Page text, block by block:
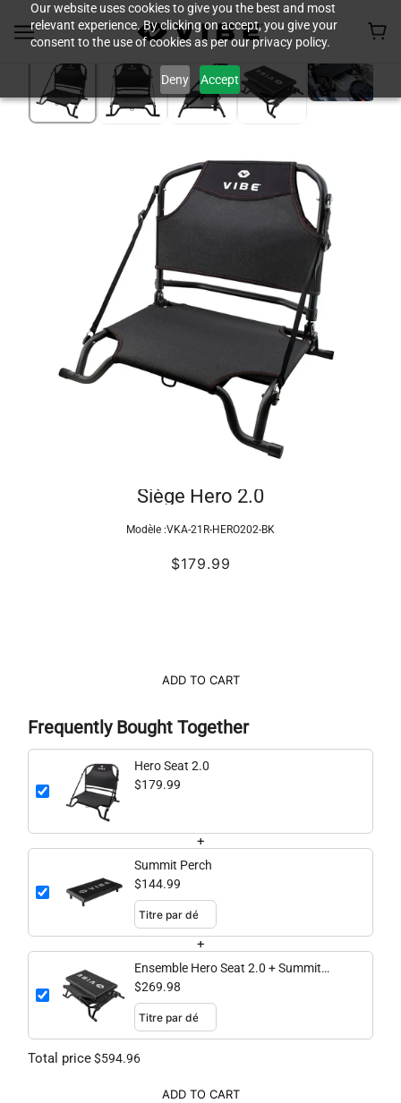
Our website uses cookies to give you the best and most
relevant experience. By clicking on accept, you give your
consent to the use of cookies as per our privacy policy.
Deny Accept
Siège Hero 2.0
Modèle :VKA-21R-HERO202-BK
$179.99
ADD TO CART
Frequently Bought Together
Hero Seat 2.0
$179.99
+
Summit Perch
$144.99
+
Ensemble Hero Seat 2.0 + Summit
Perch
$269.98
Total price$594.96
ADD TO CART